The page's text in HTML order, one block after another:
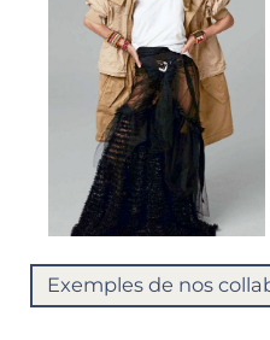
Exemples de nos